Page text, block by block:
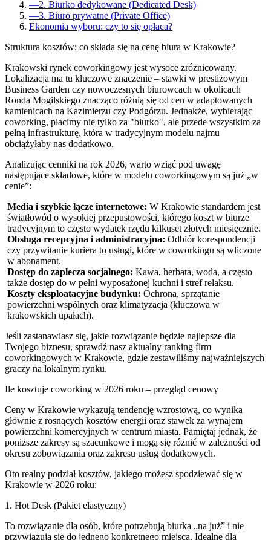
—2. Biurko dedykowane (Dedicated Desk)
—3. Biuro prywatne (Private Office)
Ekonomia wyboru: czy to się opłaca?
Struktura kosztów: co składa się na cenę biura w Krakowie?
Krakowski rynek coworkingowy jest wysoce zróżnicowany.
Lokalizacja ma tu kluczowe znaczenie – stawki w prestiżowym
Business Garden czy nowoczesnych biurowcach w okolicach
Ronda Mogilskiego znacząco różnią się od cen w adaptowanych
kamienicach na Kazimierzu czy Podgórzu. Jednakże, wybierając
coworking, płacimy nie tylko za "biurko", ale przede wszystkim za
pełną infrastrukturę, która w tradycyjnym modelu najmu
obciążyłaby nas dodatkowo.
Analizując cenniki na rok 2026, warto wziąć pod uwagę
następujące składowe, które w modelu coworkingowym są już „w
cenie”:
Media i szybkie łącze internetowe: W Krakowie standardem jest
światłowód o wysokiej przepustowości, którego koszt w biurze
tradycyjnym to często wydatek rzędu kilkuset złotych miesięcznie.
Obsługa recepcyjna i administracyjna: Odbiór korespondencji
czy przywitanie kuriera to usługi, które w coworkingu są wliczone
w abonament.
Dostęp do zaplecza socjalnego: Kawa, herbata, woda, a często
także dostęp do w pełni wyposażonej kuchni i stref relaksu.
Koszty eksploatacyjne budynku: Ochrona, sprzątanie
powierzchni wspólnych oraz klimatyzacja (kluczowa w
krakowskich upałach).
Jeśli zastanawiasz się, jakie rozwiązanie będzie najlepsze dla
Twojego biznesu, sprawdź nasz aktualny ranking firm
coworkingowych w Krakowie, gdzie zestawiliśmy najważniejszych
graczy na lokalnym rynku.
Ile kosztuje coworking w 2026 roku – przegląd cenowy
Ceny w Krakowie wykazują tendencję wzrostową, co wynika
głównie z rosnących kosztów energii oraz stawek za wynajem
powierzchni komercyjnych w centrum miasta. Pamiętaj jednak, że
poniższe zakresy są szacunkowe i mogą się różnić w zależności od
okresu zobowiązania oraz zakresu usług dodatkowych.
Oto realny podział kosztów, jakiego możesz spodziewać się w
Krakowie w 2026 roku:
1. Hot Desk (Pakiet elastyczny)
To rozwiązanie dla osób, które potrzebują biurka „na już” i nie
przywiązują się do jednego konkretnego miejsca. Idealne dla